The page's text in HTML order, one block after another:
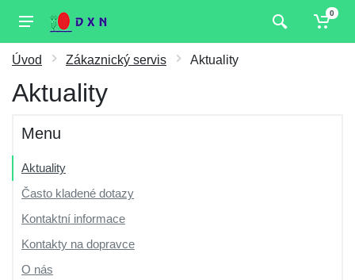
0
Úvod Zákaznický servis Aktuality
Aktuality
Menu
Aktuality
Často kladené dotazy
Kontaktní informace
Kontakty na dopravce
O nás